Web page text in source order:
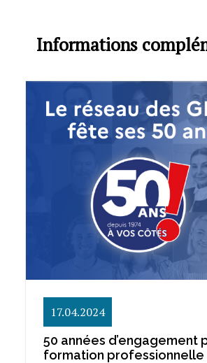
Informations
17.04.2024
50 années d’engagement
formation professionnelle